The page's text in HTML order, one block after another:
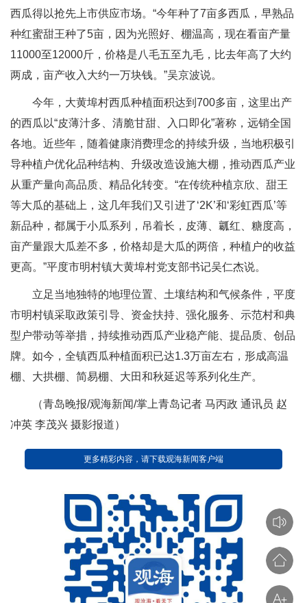
西瓜得以抢先上市供应市场。“今年种了7亩多西瓜，早熟品
种红蜜甜王种了5亩，因为光照好、棚温高，现在看亩产量
11000至12000斤，价格是八毛五至九毛，比去年高了大约
两成，亩产收入大约一万块钱。”吴京波说。
今年，大黄埠村西瓜种植面积达到700多亩，这里出产
的西瓜以“皮薄汁多、清脆甘甜、入口即化”著称，远销全国
各地。近些年，随着健康消费理念的持续升级，当地积极引
导种植户优化品种结构、升级改造设施大棚，推动西瓜产业
从重产量向高品质、精品化转变。“在传统种植京欣、甜王
等大瓜的基础上，这几年我们又引进了‘2K’和‘彩虹西瓜’等
新品种，都属于小瓜系列，吊着长，皮薄、瓤红、糖度高，
亩产量跟大瓜差不多，价格却是大瓜的两倍，种植户的收益
更高。”平度市明村镇大黄埠村党支部书记吴仁杰说。
立足当地独特的地理位置、土壤结构和气候条件，平度
市明村镇采取政策引导、资金扶持、强化服务、示范村和典
型户带动等举措，持续推动西瓜产业稳产能、提品质、创品
牌。如今，全镇西瓜种植面积已达1.3万亩左右，形成高温
棚、大拱棚、简易棚、大田和秋延迟等系列化生产。
（青岛晚报/观海新闻/掌上青岛记者 马丙政 通讯员 赵
冲英 李茂兴 摄影报道）
更多精彩内容，请下载观海新闻客户端